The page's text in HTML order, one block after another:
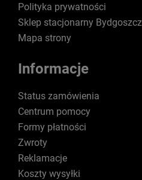
Polityka prywatności
Sklep stacjonarny Bydgoszcz
Mapa strony
Informacje
Status zamówienia
Centrum pomocy
Formy płatności
Zwroty
Reklamacje
Koszty wysyłki